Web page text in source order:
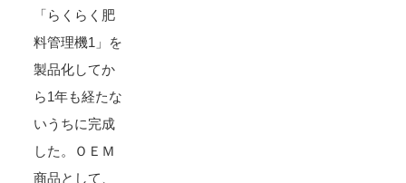
「らくらく肥
料管理機1」を
製品化してか
ら1年も経たな
いうちに完成
した。ＯＥＭ
商品として、